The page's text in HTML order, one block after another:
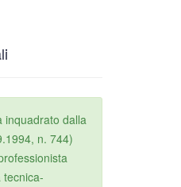
inquadrato dalla
n. 744)
tecnica-